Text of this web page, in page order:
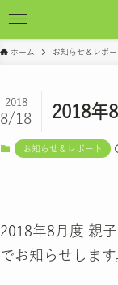
ホーム お知らせ＆レポー
2018年
2018
8/18
お知らせ＆レポート
2018年8月度 親
でお知らせします